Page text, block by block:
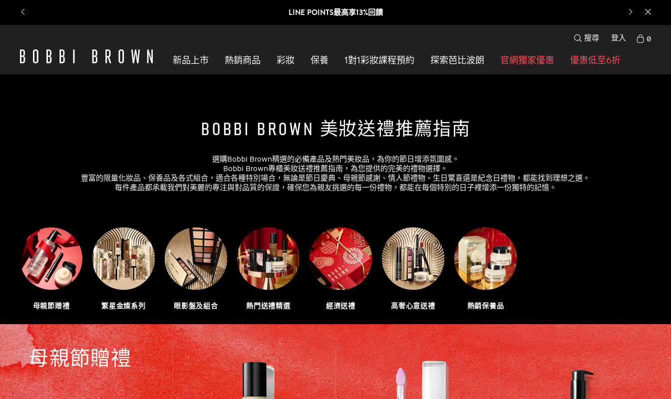
官網迎新禮｜新客首購85折
新品上市 熱銷商品 彩妝 保養 1對1彩妝課程預約​ 探索芭比波朗 官網獨家優惠 優惠低至6折
搜尋 登入 0
Bobbi Brown 美妝送禮推薦指南
選購Bobbi Brown精選的必備產品及熱門美妝品，為你的節日增添氛圍感。
Bobbi Brown專櫃美妝送禮推薦指南，為您提供的完美的禮物選擇。
豐富的限量化妝品、保養品及各式組合，適合各種特別場合，無論是節日慶典、母親節感謝、情人節禮物、生日驚喜還是紀念日禮物，都能找到理想之選。
每件產品都承載我們對美麗的專注與對品質的保證，確保您為親友挑選的每一份禮物，都能在每個特別的日子裡增添一份獨特的記憶。
母親節贈禮 繁星金燦系列 眼影盤及組合 熱門送禮精選 經濟送禮 高奢心意送禮 熱銷保養品
母親節贈禮